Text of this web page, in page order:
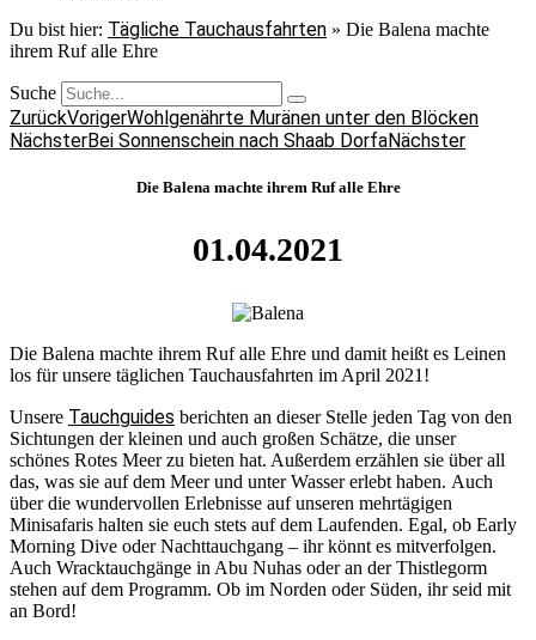
Du bist hier: Tägliche Tauchausfahrten » Die Balena machte
ihrem Ruf alle Ehre
Suche
ZurückVorigerWohlgenährte Muränen unter den Blöcken
NächsterBei Sonnenschein nach Shaab DorfaNächster
Die Balena machte ihrem Ruf alle Ehre
01.04.2021
Die Balena machte ihrem Ruf alle Ehre und damit heißt es Leinen
los für unsere täglichen Tauchausfahrten im April 2021!
Unsere Tauchguides berichten an dieser Stelle jeden Tag von den
Sichtungen der kleinen und auch großen Schätze, die unser
schönes Rotes Meer zu bieten hat. Außerdem erzählen sie über all
das, was sie auf dem Meer und unter Wasser erlebt haben. Auch
über die wundervollen Erlebnisse auf unseren mehrtägigen
Minisafaris halten sie euch stets auf dem Laufenden. Egal, ob Early
Morning Dive oder Nachttauchgang – ihr könnt es mitverfolgen.
Auch Wracktauchgänge in Abu Nuhas oder an der Thistlegorm
stehen auf dem Programm. Ob im Norden oder Süden, ihr seid mit
an Bord!